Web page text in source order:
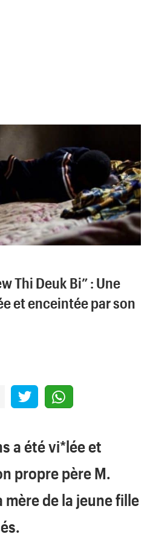
Thi Deuk Bi” : Une
et enceintée par son
a été vi*lée et
propre père M.
mère de la jeune fille